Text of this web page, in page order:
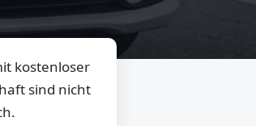
kostenloser
sind nicht